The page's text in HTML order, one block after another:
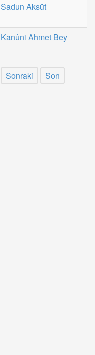
Sadun Aksüt
Kanûni Ahmet Bey
Sonraki Son